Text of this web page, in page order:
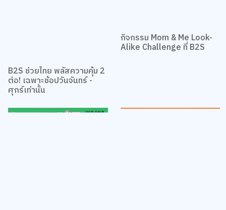
B2S ช่วยไทย พลัสความคุ้ม 2
ต่อ! เฉพาะช้อปวันจันทร์ -
ศุกร์เท่านั้น
กิจกรรม Mom & Me Look-